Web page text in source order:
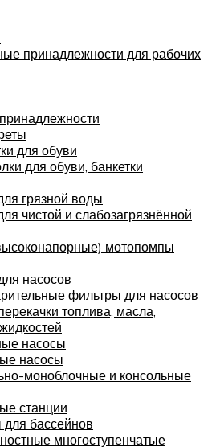
принадлежности для рабочих
для обуви
для обуви, банкетки
грязной воды
чистой и слабозагрязнённой
мотопомпы
насосов
фильтры для насосов
топлива, масла,
насосы
насосы
моноблочные и консольные
станции
бассейнов
многоступенчатые